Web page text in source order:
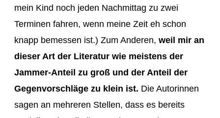
mein Kind noch jeden Nachmittag zu zwei
Terminen fahren, wenn meine Zeit eh schon
knapp bemessen ist.) Zum Anderen, weil mir an
dieser Art der Literatur wie meistens der
Jammer-Anteil zu groß und der Anteil der
Gegenvorschläge zu klein ist. Die Autorinnen
sagen an mehreren Stellen, dass es bereits